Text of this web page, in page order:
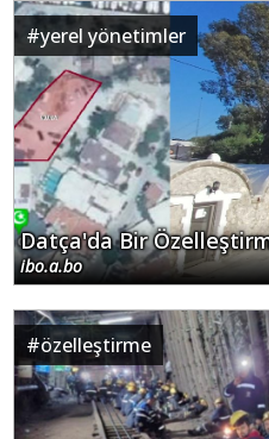
#yerel yönetimler
Datça'da Bir
ibo.a.bo
#özelleştirme